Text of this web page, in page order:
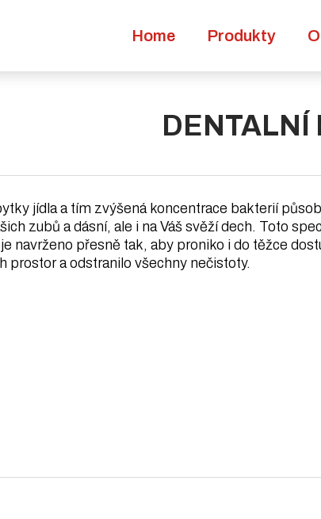
Home Produkty
DENTALNÍ
jídla a tím zvýšená koncentrace bakterií
zubů a dásní, ale i na Váš svěží dech. Toto
navrženo přesně tak, aby proniko i do těžce
prostor a odstranilo všechny nečistoty.